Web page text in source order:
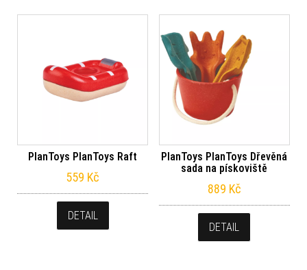
PlanToys PlanToys Raft
559 Kč
DETAIL
PlanToys PlanToys Dřevěná
sada na pískoviště
889 Kč
DETAIL